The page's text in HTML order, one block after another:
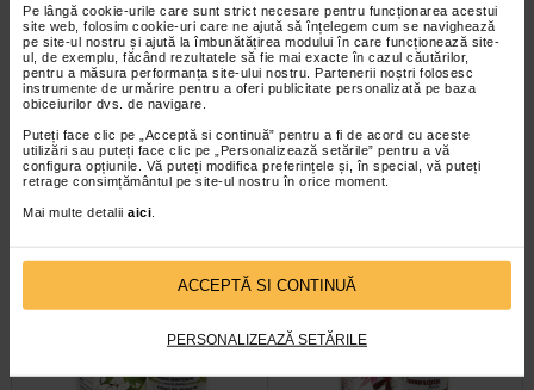
Pe lângă cookie-urile care sunt strict necesare pentru funcționarea acestui
site web, folosim cookie-uri care ne ajută să înțelegem cum se navighează
pe site-ul nostru și ajută la îmbunătățirea modului în care funcționează site-
ul, de exemplu, făcând rezultatele să fie mai exacte în cazul căutărilor,
pentru a măsura performanța site-ului nostru. Partenerii noștri folosesc
instrumente de urmărire pentru a oferi publicitate personalizată pe baza
obiceiurilor dvs. de navigare.
Puteți face clic pe „Acceptă si continuă” pentru a fi de acord cu aceste
utilizări sau puteți face clic pe „Personalizează setările” pentru a vă
configura opțiunile. Vă puteți modifica preferințele și, în special, vă puteți
retrage consimțământul pe site-ul nostru în orice moment.
Mai multe detalii aici
ACCEPTĂ SI CONTINUĂ
PERSONALIZEAZĂ SETĂRILE
Mladite de zmeur, 50 ml, Plant
Extrakt
Extract de muguri stejar,
detoxifiere, 50 ml, Plant…